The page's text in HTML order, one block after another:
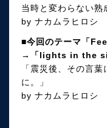
当時と変わらない
by ナカムラヒロシ
■今回のテーマ「
→「lights in the
「震災後、その言
に。」
by ナカムラヒロシ